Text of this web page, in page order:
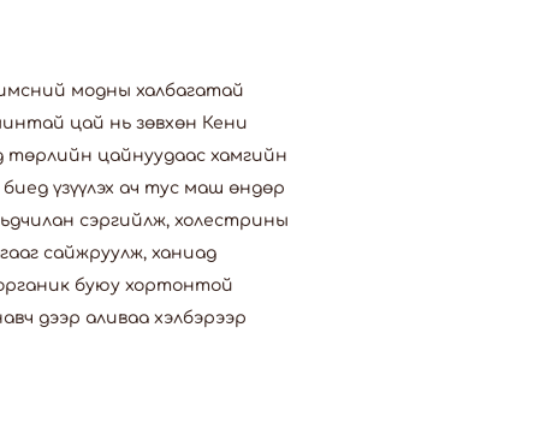
модны халбагатай
цай нь зөвхөн Кени
төрлийн цайнуудаас хамгийн
үзүүлэх ач тус маш өндөр
сэргийлж, холестрины
сайжруулж, ханиад
буюу хортонтой
дээр аливаа хэлбэрээр